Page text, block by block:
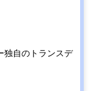
独自のトランスデ